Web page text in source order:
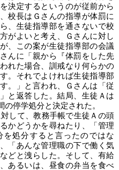
決定するというのが従前から
校長はＧさんの指導が体罰に
、生徒指導部を通さないで校
がよいと考え、Ｇさんに対し
、この案が生徒指導部の会議
んに「親から『体罰をした先
れた場合、訓戒なり何らかの
。それでよければ生徒指導部
。」と言われ、Ｇさんは「従
と返答した。結局、生徒Ａは
停学処分と決定された。
して、教務手帳で生徒Ａの頭
かどうかを尋ねたり、「管理
処分すると言ったのではな
「あんな管理職の下で働く気
どと洩らした。そして、有給
あるいは、昼食の弁当を食べ